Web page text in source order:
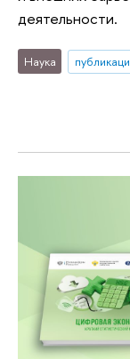
деятельности.
Наука